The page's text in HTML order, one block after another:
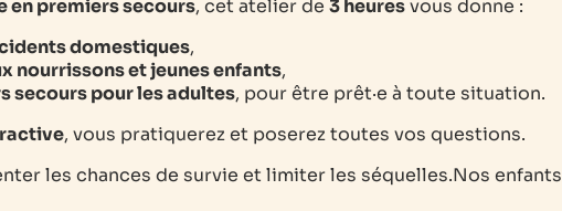
en premiers secours, cet atelier de 3 heuresvous donne :
domestiques,
nourrissons et jeunes enfants,
secours pour les adultes, pour être prêt·e à toute situation.
, vous pratiquerez et poserez toutes vos questions.
les chances de survie et limiter les séquelles.Nos enfants